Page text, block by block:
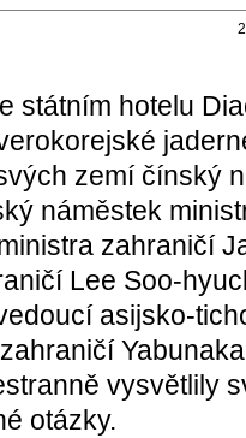
státním hotelu
zemí čínský
náměstek
zahraničí
Lee Soo-
asijsko-
vysvětlily
otázky.